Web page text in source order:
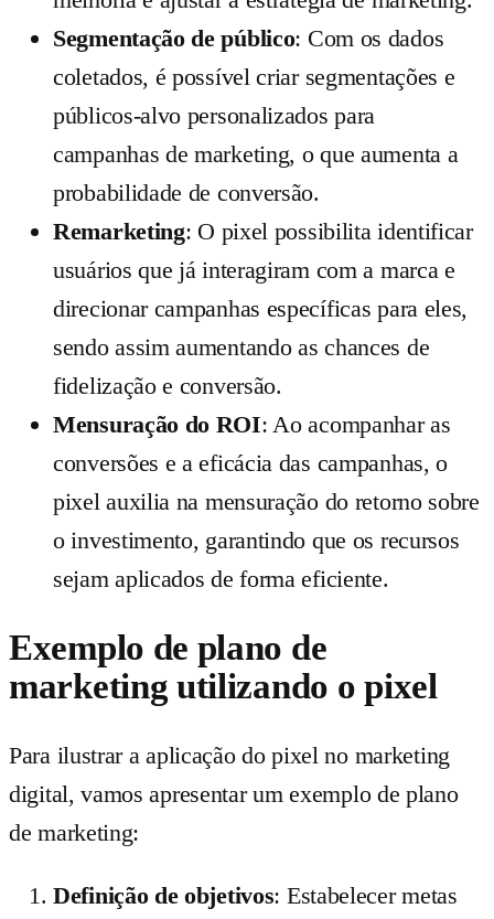
Segmentação de público: Com os dados
coletados, é possível criar segmentações e
públicos-alvo personalizados para
campanhas de marketing, o que aumenta a
probabilidade de conversão.
Remarketing: O pixel possibilita identificar
usuários que já interagiram com a marca e
direcionar campanhas específicas para eles,
sendo assim aumentando as chances de
fidelização e conversão.
Mensuração do ROI: Ao acompanhar as
conversões e a eficácia das campanhas, o
pixel auxilia na mensuração do retorno sobre
o investimento, garantindo que os recursos
sejam aplicados de forma eficiente.
Exemplo de plano de
marketing utilizando o pixel
Para ilustrar a aplicação do pixel no marketing
digital, vamos apresentar um exemplo de plano
de marketing:
Definição de objetivos: Estabelecer metas